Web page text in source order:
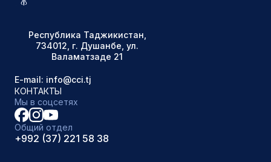
Республика Таджикистан,
734012, г. Душанбе, ул.
Валаматзаде 21
E-mail: info@cci.tj
КОНТАКТЫ
Мы в соцсетях
Общий отдел
+992 (37) 221 58 38